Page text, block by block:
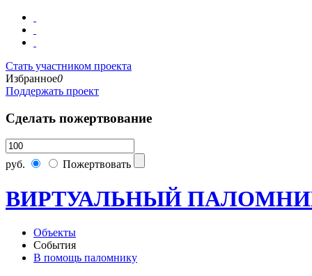
Стать участником проекта
Избранное0
Поддержать проект
Сделать пожертвование
руб. Пожертвовать
ВИРТУАЛЬНЫЙ
Объекты
События
В помощь паломнику